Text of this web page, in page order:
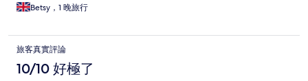
Betsy，1 晚旅行
旅客真實評論
10/10 好極了